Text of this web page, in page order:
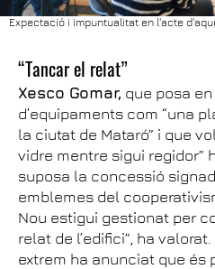
Expectació i impuntualitat en l'acte
“Tancar el relat”
Xesco Gomar, que posa
d’equipaments com “una
la ciutat de Mataró” i que
vidre mentre sigui regidor”
suposa la concessió
emblemes del
Nou estigui gestionat per
relat de l’edifici”, ha
extrem ha anunciat que és